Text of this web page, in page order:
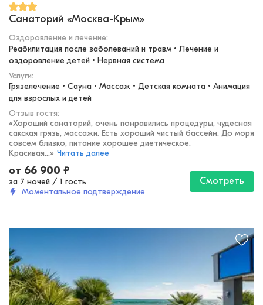
Санаторий «Москва-Крым»
Оздоровление и лечение:
Реабилитация после заболеваний и травм • Лечение и
оздоровление детей • Нервная система
Услуги:
Грязелечение • Сауна • Массаж • Детская комната • Анимация
для взрослых и детей
Отзыв гостя:
«Хороший санаторий, очень понравились процедуры, чудесная
сакская грязь, массажи. Есть хороший чистый бассейн. До моря
совсем близко, питание хорошее диетическое.
Красивая...» Читать далее
от 66 900 ₽
за 7 ночей / 1 гость
Моментальное подтверждение
Смотреть